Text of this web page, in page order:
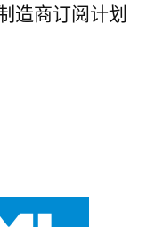
造商订阅计划